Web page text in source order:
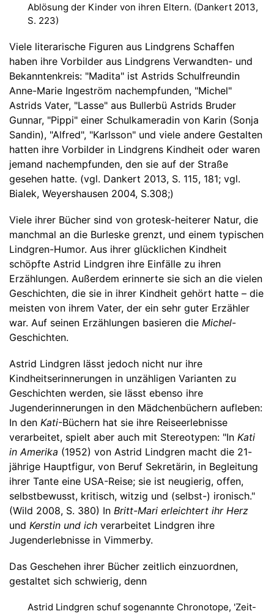
Ablösung der Kinder von ihren Eltern. (Dankert 2013,
S. 223)
Viele literarische Figuren aus Lindgrens Schaffen
haben ihre Vorbilder aus Lindgrens Verwandten- und
Bekanntenkreis: "Madita" ist Astrids Schulfreundin
Anne-Marie Ingeström nachempfunden, "Michel"
Astrids Vater, "Lasse" aus Bullerbü Astrids Bruder
Gunnar, "Pippi" einer Schulkameradin von Karin (Sonja
Sandin), "Alfred", "Karlsson" und viele andere Gestalten
hatten ihre Vorbilder in Lindgrens Kindheit oder waren
jemand nachempfunden, den sie auf der Straße
gesehen hatte. (vgl. Dankert 2013, S. 115, 181; vgl.
Bialek, Weyershausen 2004, S.308;)
Viele ihrer Bücher sind von grotesk-heiterer Natur, die
manchmal an die Burleske grenzt, und einem typischen
Lindgren-Humor. Aus ihrer glücklichen Kindheit
schöpfte Astrid Lindgren ihre Einfälle zu ihren
Erzählungen. Außerdem erinnerte sie sich an die vielen
Geschichten, die sie in ihrer Kindheit gehört hatte – die
meisten von ihrem Vater, der ein sehr guter Erzähler
war. Auf seinen Erzählungen basieren die Michel-
Geschichten.
Astrid Lindgren lässt jedoch nicht nur ihre
Kindheitserinnerungen in unzähligen Varianten zu
Geschichten werden, sie lässt ebenso ihre
Jugenderinnerungen in den Mädchenbüchern aufleben:
In den Kati-Büchern hat sie ihre Reiseerlebnisse
verarbeitet, spielt aber auch mit Stereotypen: "In Kati
in Amerika (1952) von Astrid Lindgren macht die 21-
jährige Hauptfigur, von Beruf Sekretärin, in Begleitung
ihrer Tante eine USA-Reise; sie ist neugierig, offen,
selbstbewusst, kritisch, witzig und (selbst-) ironisch."
(Wild 2008, S. 380) In Britt-Mari erleichtert ihr Herz
und Kerstin und ich verarbeitet Lindgren ihre
Jugenderlebnisse in Vimmerby.
Das Geschehen ihrer Bücher zeitlich einzuordnen,
gestaltet sich schwierig, denn
Astrid Lindgren schuf sogenannte Chronotope, 'Zeit-